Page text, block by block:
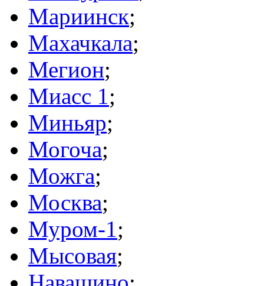
Мариинск;
Махачкала;
Мегион;
Миасс 1;
Миньяр;
Могоча;
Можга;
Москва;
Муром-1;
Мысовая;